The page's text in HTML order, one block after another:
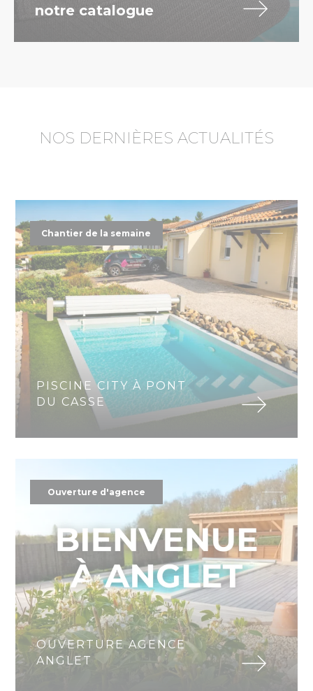
notre catalogue
NOS DERNIÈRES ACTUALITÉS
Chantier de la semaine
PISCINE CITY À PONT
DU CASSE
Ouverture d'agence
OUVERTURE AGENCE
ANGLET